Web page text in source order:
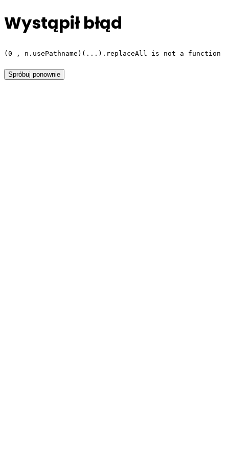
Wystąpił błąd
(0 , n.usePathname)(...).replaceAll is not a function
Spróbuj ponownie